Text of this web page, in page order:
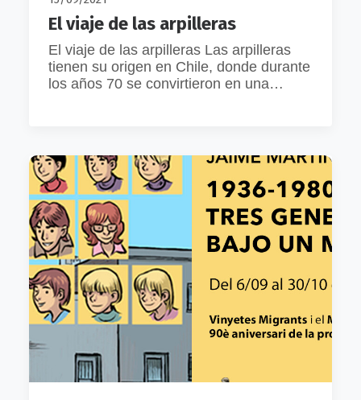
El viaje de las arpilleras
El viaje de las arpilleras Las arpilleras
tienen su origen en Chile, donde durante
los años 70 se convirtieron en una…